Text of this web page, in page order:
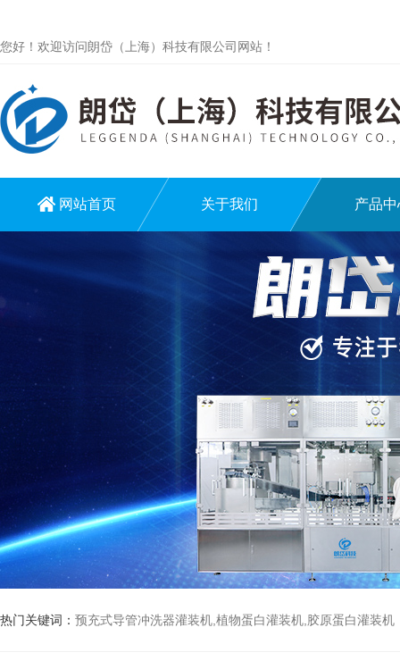
您好！欢迎访问朗岱（上海）科技有限公司网站！
网站首页 关于我们 产品中
热门关键词： 预充式导管冲洗器灌装机,植物蛋白灌装机,胶原蛋白灌装机